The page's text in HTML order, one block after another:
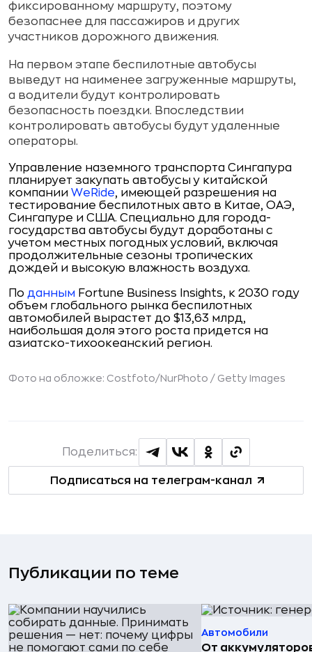
фиксированному маршруту, поэтому
безопаснее для пассажиров и других
участников дорожного движения.
На первом этапе беспилотные автобусы
выведут на наименее загруженные маршруты,
а водители будут контролировать
безопасность поездки. Впоследствии
контролировать автобусы будут удаленные
операторы.
Управление наземного транспорта Сингапура
планирует закупать автобусы у китайской
компании WeRide, имеющей разрешения на
тестирование беспилотных авто в Китае, ОАЭ,
Сингапуре и США. Специально для города-
государства автобусы будут доработаны с
учетом местных погодных условий, включая
продолжительные сезоны тропических
дождей и высокую влажность воздуха.
По данным Fortune Business Insights, к 2030 году
объем глобального рынка беспилотных
автомобилей вырастет до $13,63 млрд,
наибольшая доля этого роста придется на
азиатско-тихоокеанский регион.
Фото на обложке: Costfoto/NurPhoto / Getty Images
Подписаться на телеграм-канал
Поделиться:
Публикации по теме
Автомобили
От